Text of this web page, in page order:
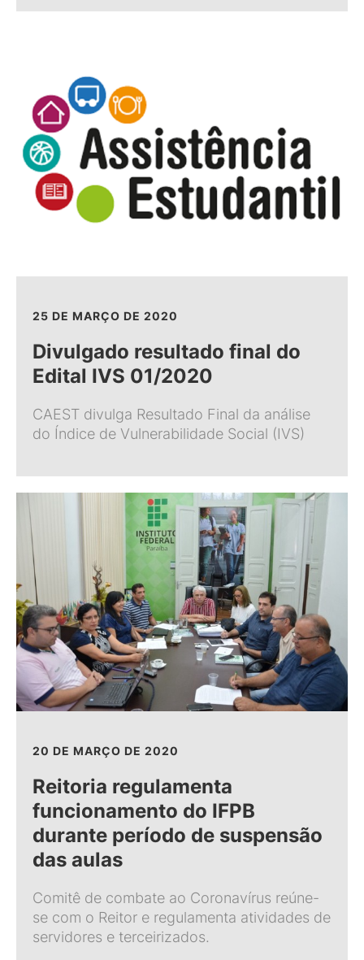
25 DE MARÇO DE 2020
Divulgado resultado final do
Edital IVS 01/2020
CAEST divulga Resultado Final da análise
do Índice de Vulnerabilidade Social (IVS)
20 DE MARÇO DE 2020
Reitoria regulamenta
funcionamento do IFPB
durante período de suspensão
das aulas
Comitê de combate ao Coronavírus reúne-
se com o Reitor e regulamenta atividades de
servidores e terceirizados.